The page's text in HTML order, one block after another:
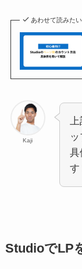
あわせて読みたい
Kaji
上
具
す
StudioでLP